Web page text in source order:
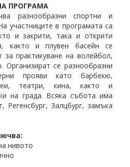
ПРОГРАМА
разнообразни спортни и
участниците в програмата са
и закрити, така и открити
както и плувен басейн се
за практикуване на волейбол,
Организират се разнообразни
прояви като барбекю,
театри, кина, както и
на града. Всяка събота има
Регенсбург, Залцбург, замъка
нивото